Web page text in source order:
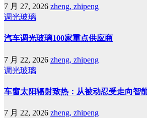
7 月 27, 2026 zheng, zhipeng
调光玻璃
汽车调光玻璃100家重点供应商
7 月 22, 2026 zheng, zhipeng
调光玻璃
车窗太阳辐射致热：从被动忍受走向智
7 月 22, 2026 zheng, zhipeng